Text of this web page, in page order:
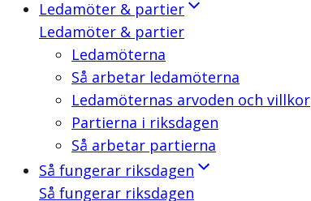
Ledamöter & partier
Ledamöter & partier
Ledamöterna
Så arbetar ledamöterna
Ledamöternas arvoden och villkor
Partierna i riksdagen
Så arbetar partierna
Så fungerar riksdagen
Så fungerar riksdagen